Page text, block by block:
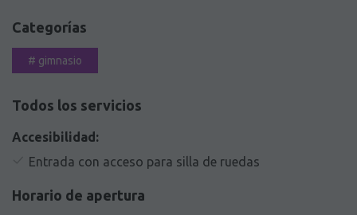
Categorías
# gimnasio
Todos los servicios
Accesibilidad:
Entrada con acceso para silla de ruedas
Horario de apertura